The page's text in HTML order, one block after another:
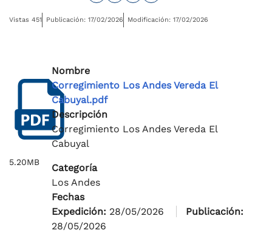
Vistas 451 Publicación: 17/02/2026 Modificación: 17/02/2026
5.20MB
Nombre
Corregimiento Los Andes Vereda El
Cabuyal.pdf
Descripción
Corregimiento Los Andes Vereda El
Cabuyal
Categoría
Los Andes
Fechas
Expedición: 28/05/2026
Publicación:
28/05/2026